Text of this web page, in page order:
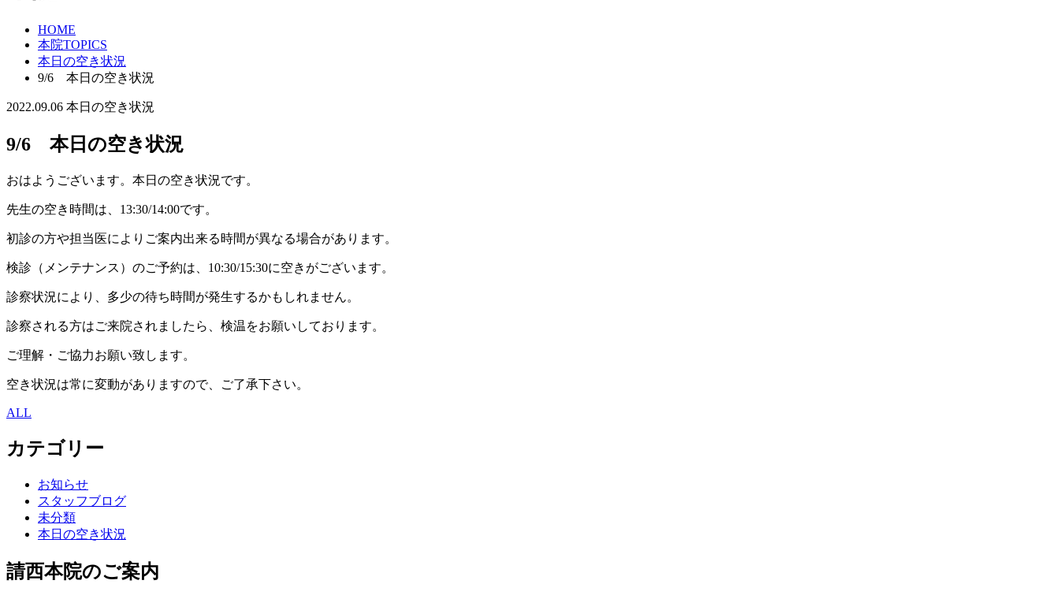
HOME
本院TOPICS
本日の空き状況
9/6 本日の空き状況
2022.09.06 本日の空き状況
9/6 本日の空き状況
おはようございます。本日の空き状況です。
先生の空き時間は、13:30/14:00です。
初診の方や担当医によりご案内出来る時間が異なる場合があります。
検診（メンテナンス）のご予約は、10:30/15:30に空きがございます。
診察状況により、多少の待ち時間が発生するかもしれません。
診察される方はご来院されましたら、検温をお願いしております。
ご理解・ご協力お願い致します。
空き状況は常に変動がありますので、ご了承下さい。
ALL
カテゴリー
お知らせ
スタッフブログ
未分類
本日の空き状況
請西本院のご案内